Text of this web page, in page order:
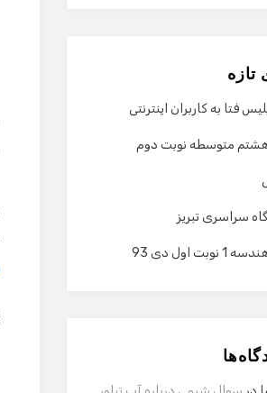
تازه
فتا به کاربران اینترنتی
متوسطه نوبت دوم
سراسری تبریز
اول دی 93